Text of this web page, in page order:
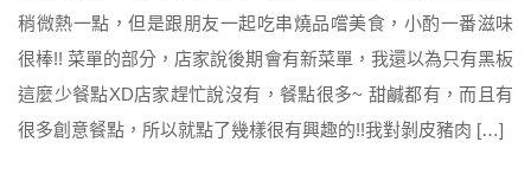
稍微熱一點，但是跟朋友一起吃串燒品嚐美食，小酌一番滋味
很棒!! 菜單的部分，店家說後期會有新菜單，我還以為只有黑板
這麼少餐點XD店家趕忙說沒有，餐點很多~ 甜鹹都有，而且有
很多創意餐點，所以就點了幾樣很有興趣的!!我對剝皮豬肉 […]